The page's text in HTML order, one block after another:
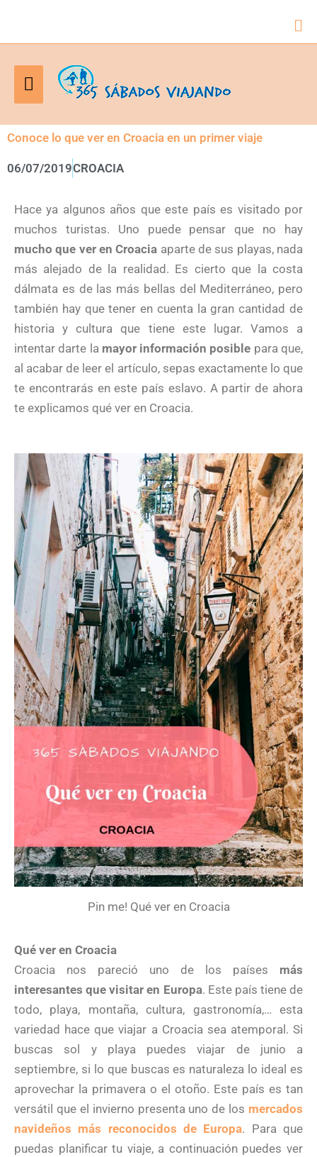
Menú
principal
Conoce lo que ver en Croacia en un primer viaje
06/07/2019CROACIA
Hace ya algunos años que este país es visitado por
muchos turistas. Uno puede pensar que no hay
mucho que ver en Croacia aparte de sus playas, nada
más alejado de la realidad. Es cierto que la costa
dálmata es de las más bellas del Mediterráneo, pero
también hay que tener en cuenta la gran cantidad de
historia y cultura que tiene este lugar. Vamos a
intentar darte la mayor información posible para que,
al acabar de leer el artículo, sepas exactamente lo que
te encontrarás en este país eslavo. A partir de ahora
te explicamos qué ver en Croacia.
Pin me! Qué ver en Croacia
Qué ver en Croacia
Croacia nos pareció uno de los países más
interesantes que visitar en Europa. Este país tiene de
todo, playa, montaña, cultura, gastronomía,… esta
variedad hace que viajar a Croacia sea atemporal. Si
buscas sol y playa puedes viajar de junio a
septiembre, si lo que buscas es naturaleza lo ideal es
aprovechar la primavera o el otoño. Este país es tan
versátil que el invierno presenta uno de los mercados
navideños más reconocidos de Europa. Para que
puedas planificar tu viaje, a continuación puedes ver